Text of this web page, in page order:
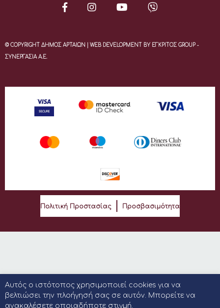
© COPYRIGHT ΔΗΜΟΣ ΑΡΤΑΙΩΝ | WEB DEVELOPMENT BY ΕΓΚΡΙΤΟΣ GROUP -
ΣΥΝΕΡΓΑΣΙΑ Α.Ε.
Πολιτική Προστασίας Προσβασιμότητα
Αυτός ο ιστότοπος χρησιμοποιεί cookies για να
βελτιώσει την πλοήγησή σας σε αυτόν. Μπορείτε να
ανακαλέσετε οποιαδήποτε στιγμή.